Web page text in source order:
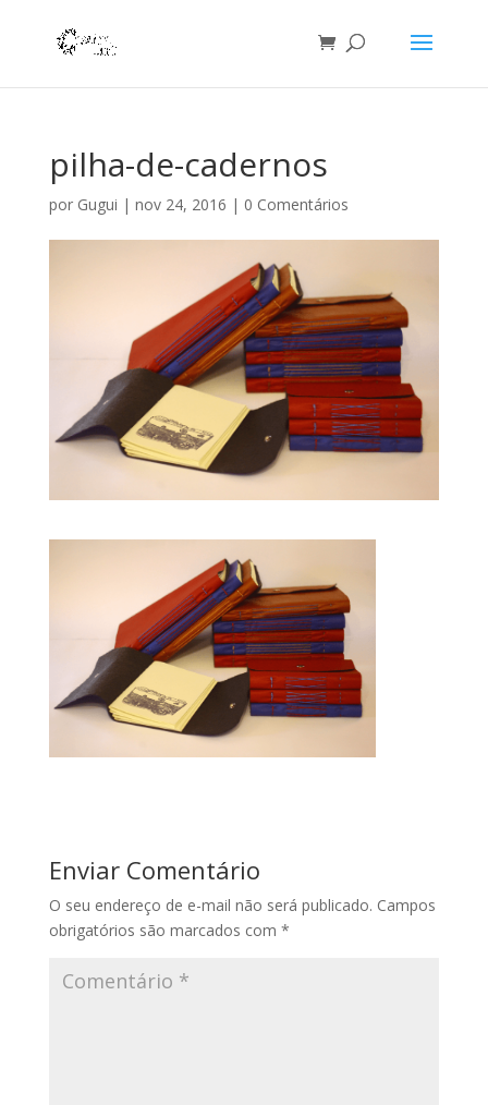
pilha-de-cadernos
por Gugui | nov 24, 2016 | 0 Comentários
Enviar Comentário
O seu endereço de e-mail não será publicado. Campos
obrigatórios são marcados com *